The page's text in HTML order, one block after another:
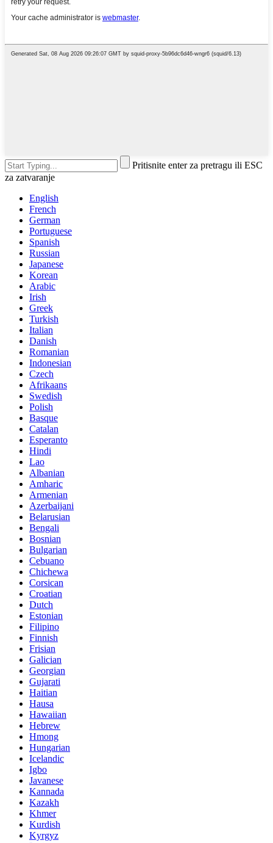
Pritisnite enter za pretragu ili ESC
za zatvaranje
English
French
German
Portuguese
Spanish
Russian
Japanese
Korean
Arabic
Irish
Greek
Turkish
Italian
Danish
Romanian
Indonesian
Czech
Afrikaans
Swedish
Polish
Basque
Catalan
Esperanto
Hindi
Lao
Albanian
Amharic
Armenian
Azerbaijani
Belarusian
Bengali
Bosnian
Bulgarian
Cebuano
Chichewa
Corsican
Croatian
Dutch
Estonian
Filipino
Finnish
Frisian
Galician
Georgian
Gujarati
Haitian
Hausa
Hawaiian
Hebrew
Hmong
Hungarian
Icelandic
Igbo
Javanese
Kannada
Kazakh
Khmer
Kurdish
Kyrgyz